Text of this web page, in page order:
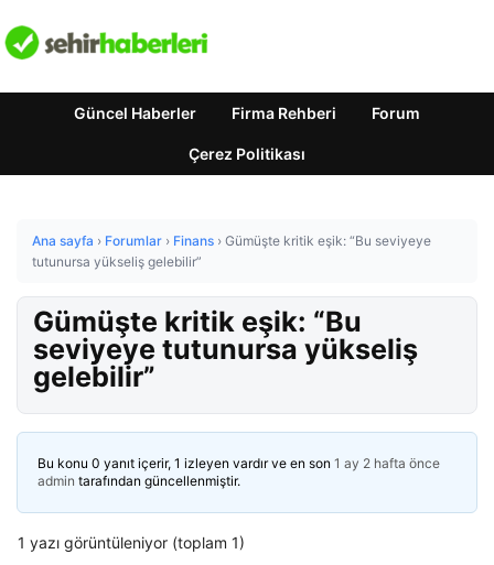
Güncel Haberler Firma Rehberi Forum
Çerez Politikası
Ana sayfa › Forumlar › Finans › Gümüşte kritik eşik: “Bu seviyeye
tutunursa yükseliş gelebilir”
Gümüşte kritik eşik: “Bu
seviyeye tutunursa yükseliş
gelebilir”
Bu konu 0 yanıt içerir, 1 izleyen vardır ve en son 1 ay 2 hafta önce
admin tarafından güncellenmiştir.
1 yazı görüntüleniyor (toplam 1)